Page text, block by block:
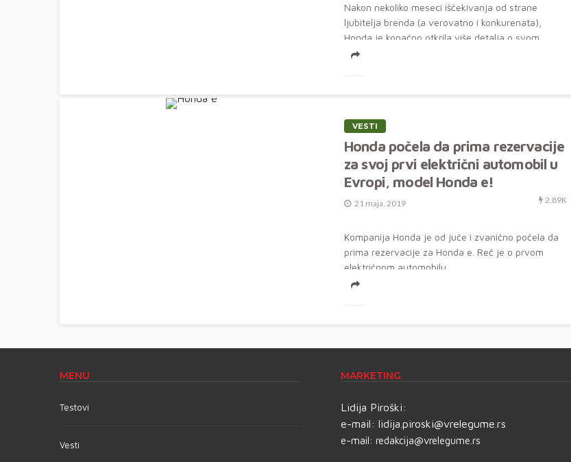
Nakon nekoliko meseci iščekivanja od strane
ljubitelja brenda (a verovatno i konkurenata),
Honda je konačno otkrila više detalja o svom...
VESTI
Honda počela da prima rezervacije
za svoj prvi električni automobil u
Evropi, model Honda e!
21 maja, 2019 2.89K
Kompanija Honda je od juče i zvanično počela da
prima rezervacije za Honda e. Reč je o prvom
električnom automobilu...
MENU
Testovi
Vesti
MARKETING
Lidija Piroški:
e-mail: lidija.piroski@vrelegume.rs
e-mail: redakcija@vrelegume.rs